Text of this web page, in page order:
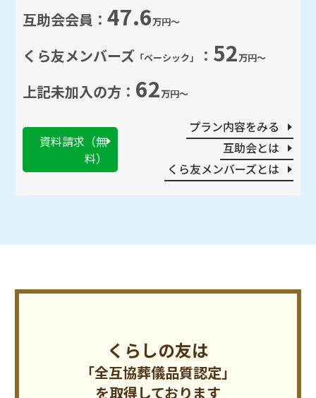
互助会会員：47.6万円～
くら友メンバーズ 「ベーシック」 ： 52万円～
上記未加⼊の方： 62万円～
プラン内容をみる
互助会とは
くら友メンバーズとは
資料請求（無
料）
くらしの友は
「全互協葬儀品質認定」
を取得しております